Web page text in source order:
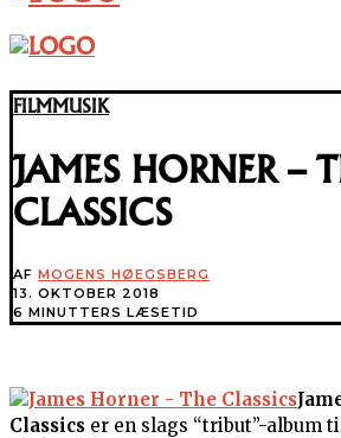
FILMMUSIK
JAMES HORNER –
CLASSICS
AF MOGENS HØEGSBERG
13. OKTOBER 2018
6 MINUTTERS LÆSETID
Classics er en slags “tribut”-album